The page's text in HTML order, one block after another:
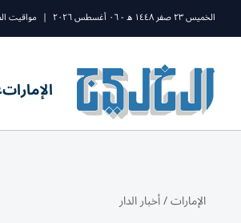
الخميس ٢٣ صفر ١٤٤٨ ه - ٠٦ أغسطس ٢٠٢٦ | مواقيت
الإمارات
الإمارات/أخبار الدار